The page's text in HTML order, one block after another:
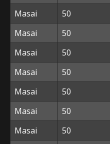
Masai
50
Masai
50
Masai
50
Masai
50
Masai
50
Masai
50
Masai
50